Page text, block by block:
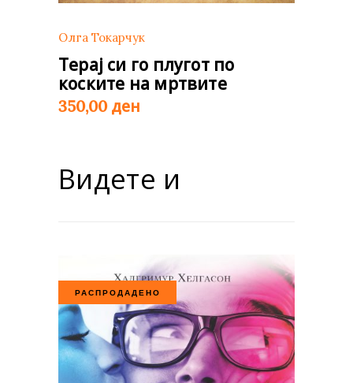
Олга Токарчук
Терај си го плугот по
коските на мртвите
350,00 ден
Видете и
РАСПРОДАДЕНО